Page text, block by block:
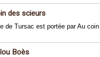
des scieurs
de Tursac est portée par Au
Boès